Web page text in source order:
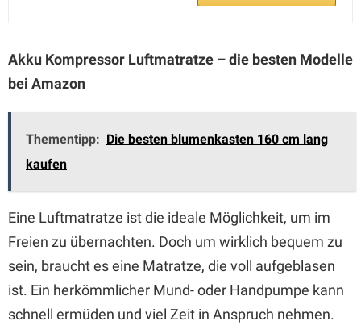
Akku Kompressor Luftmatratze – die besten Modelle
bei Amazon
Thementipp: Die besten blumenkasten 160 cm lang
kaufen
Eine Luftmatratze ist die ideale Möglichkeit, um im
Freien zu übernachten. Doch um wirklich bequem zu
sein, braucht es eine Matratze, die voll aufgeblasen
ist. Ein herkömmlicher Mund- oder Handpumpe kann
schnell ermüden und viel Zeit in Anspruch nehmen.